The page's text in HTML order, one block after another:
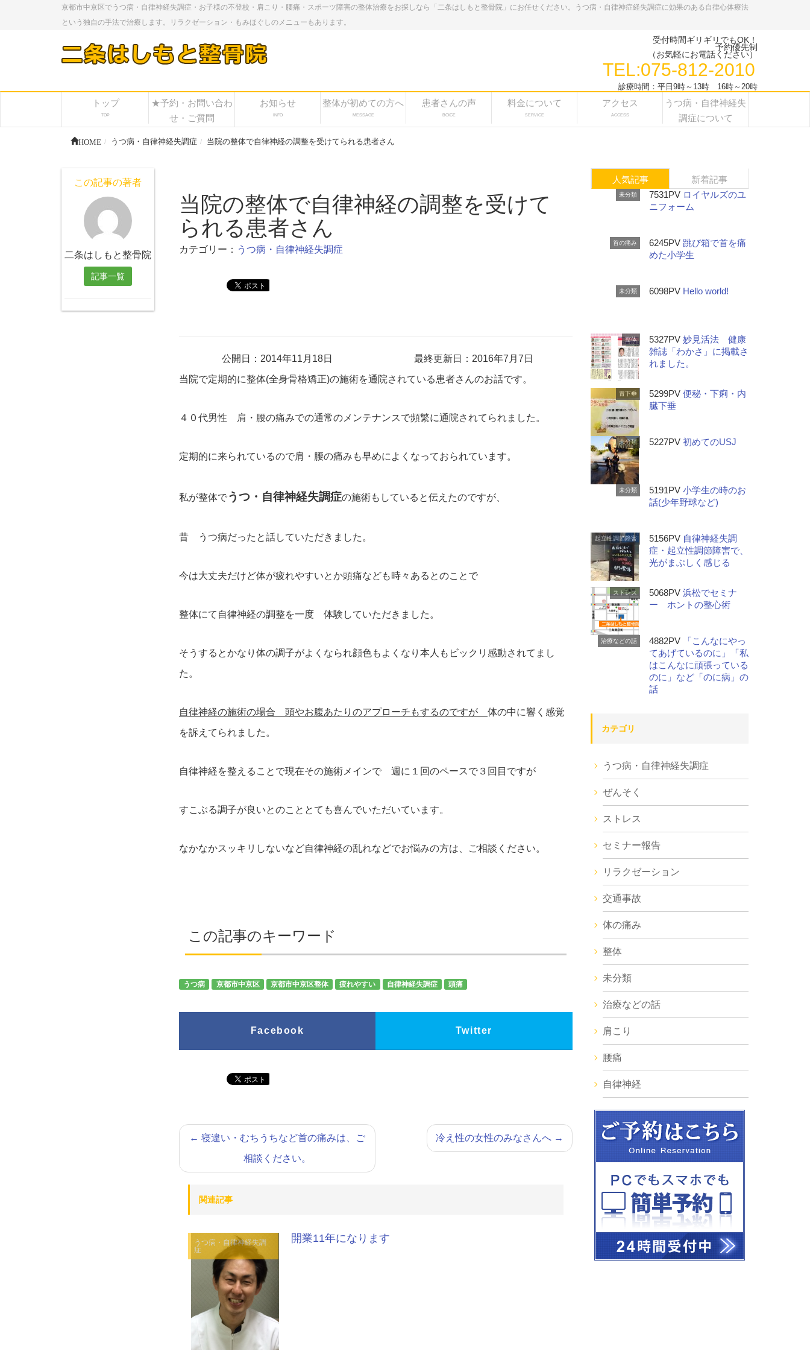
京都市中京区でうつ病・自律神経失調症・お子様の不登校・肩こり・腰痛・スポーツ障害の整体治療をお探しなら「二条はしもと整骨院」にお任せください。うつ病・自律神症経失調症に効果のある自律心体療法
という独自の手法で治療します。リラクゼーション・もみほぐしのメニューもあります。
受付時間ギリギリでもOK！
予約優先制
（お気軽にお電話ください）
TEL:075-812-2010
診療時間：平日9時～13時 16時～20時
トップ
TOP
★予約・お問い合わ
せ・ご質問
お知らせ
INFO
整体が初めての方へ
MESSAGE
患者さんの声
BOICE
料金について
SERVICE
アクセス
ACCESS
うつ病・自律神経失
調症について
HOME うつ病・自律神経失調症 当院の整体で自律神経の調整を受けてられる患者さん
当院の整体で自律神経の調整を受けて
られる患者さん
カテゴリー： うつ病・自律神経失調症
公開日：2014年11月18日
最終更新日：2016年7月7日
当院で定期的に整体(全身骨格矯正)の施術を通院されている患者さんのお話です。
４０代男性 肩・腰の痛みでの通常のメンテナンスで頻繁に通院されてられました。
定期的に来られているので肩・腰の痛みも早めによくなっておられています。
私が整体でうつ・自律神経失調症の施術もしていると伝えたのですが、
昔 うつ病だったと話していただきました。
今は大丈夫だけど体が疲れやすいとか頭痛なども時々あるとのことで
整体にて自律神経の調整を一度 体験していただきました。
そうするとかなり体の調子がよくなられ顔色もよくなり本人もビックリ感動されてまし
た。
自律神経の施術の場合 頭やお腹あたりのアプローチもするのですが 体の中に響く感覚
を訴えてられました。
自律神経を整えることで現在その施術メインで 週に１回のペースで３回目ですが
すこぶる調子が良いとのこととても喜んでいただいています。
なかなかスッキリしないなど自律神経の乱れなどでお悩みの方は、ご相談ください。
この記事のキーワード
うつ病 京都市中京区 京都市中京区整体 疲れやすい 自律神経失調症 頭痛
Facebook Twitter
← 寝違い・むちうちなど首の痛みは、ご
相談ください。
冷え性の女性のみなさんへ →
関連記事
うつ病・自律神経失調
症
開業11年になります
この記事の著者
二条はしもと整骨院
記事一覧
人気記事 新着記事
未分類 7531PV ロイヤルズのユ
ニフォーム
首の痛み 6245PV 跳び箱で首を痛
めた小学生
未分類 6098PV Hello world!
整体 5327PV 妙見活法 健康
雑誌「わかさ」に掲載さ
れました。
胃下垂 5299PV 便秘・下痢・内
臓下垂
未分類 5227PV 初めてのUSJ
未分類 5191PV 小学生の時のお
話(少年野球など)
起立性調節障害 5156PV 自律神経失調
症・起立性調節障害で、
光がまぶしく感じる
ストレス 5068PV 浜松でセミナ
ー ホントの整心術
治療などの話 4882PV
「こんなにやっ
てあげているのに」「私
はこんなに頑張っている
のに」など「のに病」の
話
カテゴリ
うつ病・自律神経失調症
ぜんそく
ストレス
セミナー報告
リラクゼーション
交通事故
体の痛み
整体
未分類
治療などの話
肩こり
腰痛
自律神経